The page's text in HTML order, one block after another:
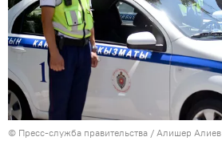
© Пресс-служба правительства / Алишер Алиев